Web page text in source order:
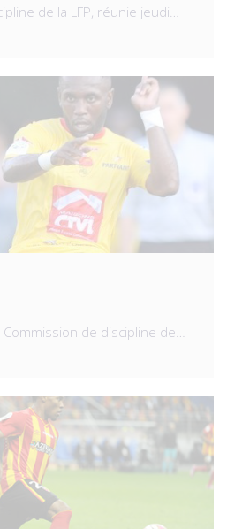
de la LFP, réunie jeudi…
Commission de discipline de…